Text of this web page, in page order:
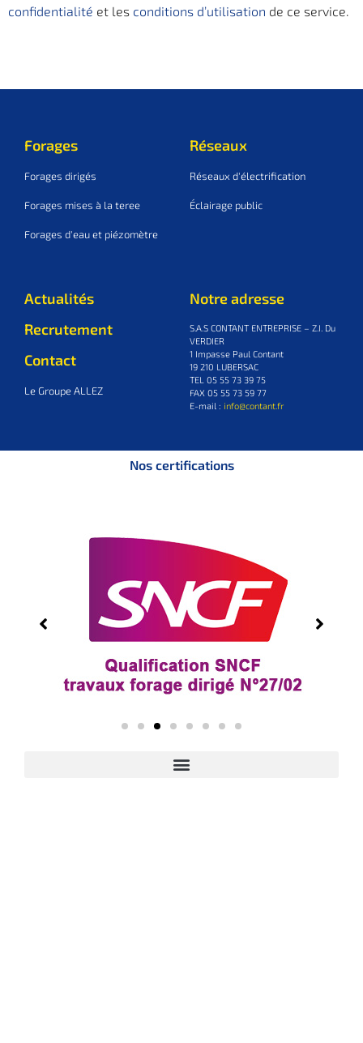
confidentialité et les conditions d’utilisation de ce service.
Forages
Forages dirigés
Forages mises à la teree
Forages d'eau et piézomètre
Réseaux
Réseaux d'électrification
Éclairage public
Actualités
Recrutement
Contact
Le Groupe ALLEZ
Notre adresse
S.A.S CONTANT ENTREPRISE – Z.I. Du
VERDIER
1 Impasse Paul Contant
19 210 LUBERSAC
TEL 05 55 73 39 75
FAX 05 55 73 59 77
E-mail : info@contant.fr
Nos certifications